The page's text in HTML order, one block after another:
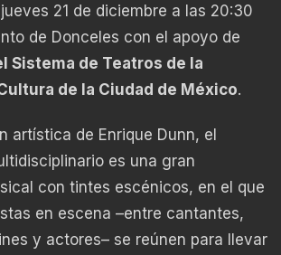
21 de diciembre a las 20:30
de Donceles con el apoyo de
Sistema de Teatros de la
de la Ciudad de México.
artística de Enrique Dunn, el
es una gran
con tintes escénicos, en el que
en escena –entre cantantes,
y actores– se reúnen para llevar